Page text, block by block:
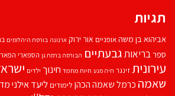
תגיות
אביהוא בן משהאופניים אור ירוק ארנונה בורסת היהלומים
ספרבריאותגבעתיים הבורסה ברמת גן הספארי
עירוניתזינגר חיה מנע חיות מחמד חינוך ילדים
שאמה כרמל שאמה הכהן לימודים ליעד אילני